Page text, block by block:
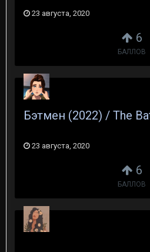
6
БАЛЛОВ
23 августа, 2020
6
БАЛЛОВ
Бэтмен (2022) / The
23 августа, 2020